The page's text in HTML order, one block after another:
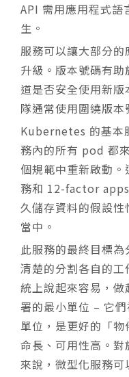
API 需用應用程式語
生。
服務可以讓大部分
升級。版本號碼有
道是否安全使用新
隊通常使用圍繞版本
Kubernetes 的基本
務內的所有 pod 都
個規範中重新啟動
務和 12-factor
久儲存資料的假設
當中。
此服務的最終目標
清楚的分割各自的
統上說起來容易，
署的最小單位 – 它
單位，是更好的「
命長、可用性高。
來說，微型化服務可